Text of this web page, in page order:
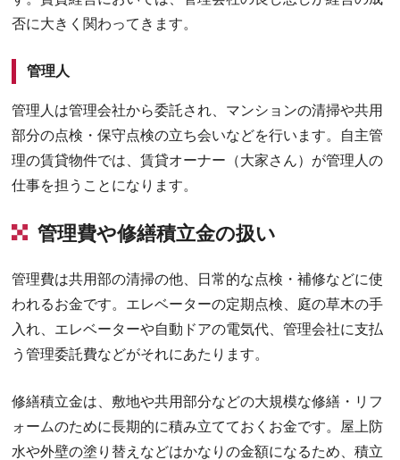
否に大きく関わってきます。
管理人
管理人は管理会社から委託され、マンションの清掃や共用
部分の点検・保守点検の立ち会いなどを行います。自主管
理の賃貸物件では、賃貸オーナー（大家さん）が管理人の
仕事を担うことになります。
管理費や修繕積立金の扱い
管理費は共用部の清掃の他、日常的な点検・補修などに使
われるお金です。エレベーターの定期点検、庭の草木の手
入れ、エレベーターや自動ドアの電気代、管理会社に支払
う管理委託費などがそれにあたります。
修繕積立金は、敷地や共用部分などの大規模な修繕・リフ
ォームのために長期的に積み立てておくお金です。屋上防
水や外壁の塗り替えなどはかなりの金額になるため、積立